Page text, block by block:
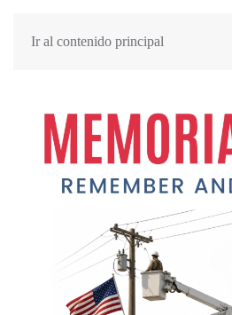
Ir al contenido principal